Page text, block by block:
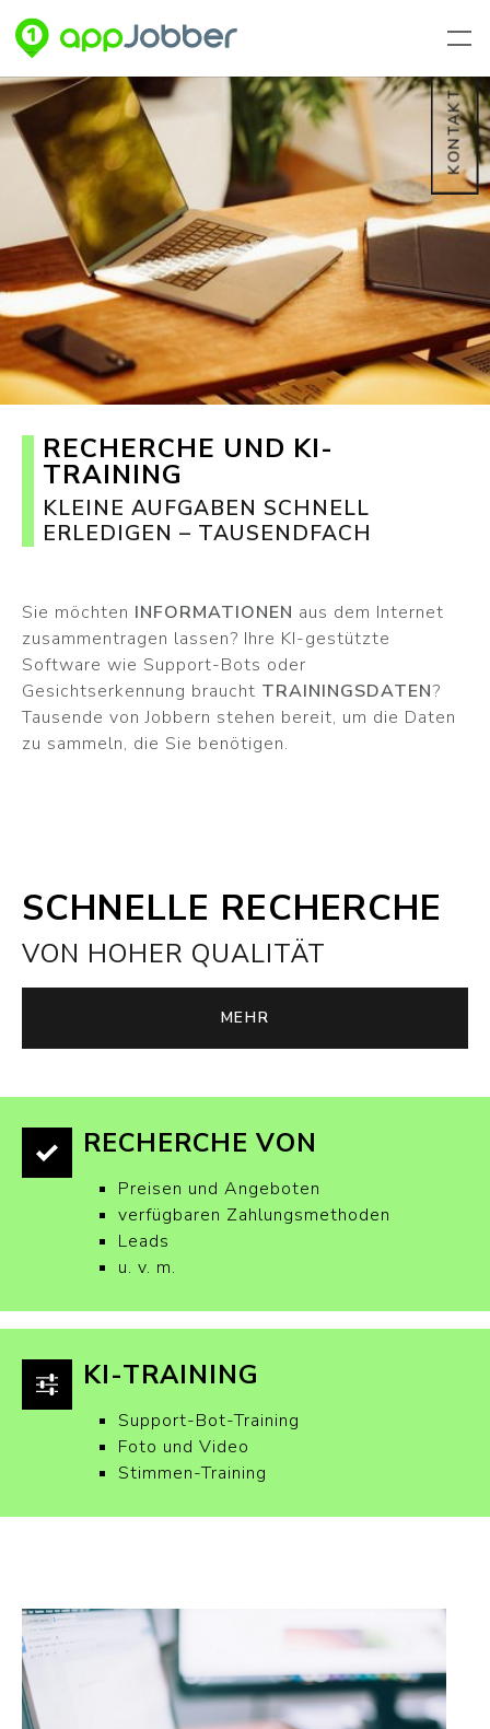
Zum Hauptinhalt springen
RECHERCHE UND KI-
TRAINING
KLEINE AUFGABEN SCHNELL
ERLEDIGEN – TAUSENDFACH
Sie möchten INFORMATIONEN aus dem Internet
zusammentragen lassen? Ihre KI-gestützte
Software wie Support-Bots oder
Gesichtserkennung braucht TRAININGSDATEN?
Tausende von Jobbern stehen bereit, um die Daten
zu sammeln, die Sie benötigen.
SCHNELLE RECHERCHE
VON HOHER QUALITÄT
MEHR
RECHERCHE VON
Preisen und Angeboten
verfügbaren Zahlungsmethoden
Leads
u. v. m.
KI-TRAINING
Support-Bot-Training
Foto und Video
Stimmen-Training
KONTAKT